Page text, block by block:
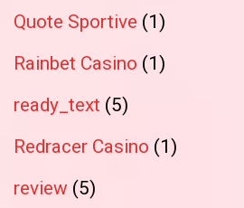
Quote Sportive (1)
Rainbet Casino (1)
ready_text (5)
Redracer Casino (1)
review (5)